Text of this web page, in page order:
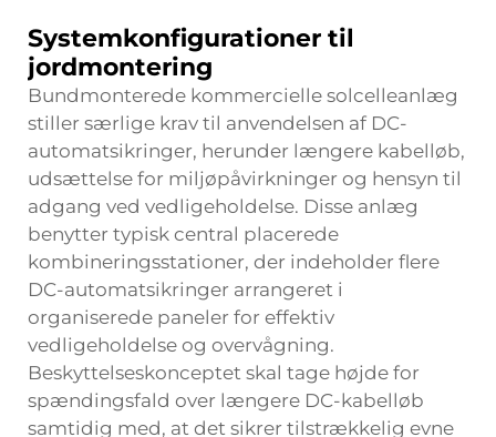
Systemkonfigurationer til
jordmontering
Bundmonterede kommercielle solcelleanlæg
stiller særlige krav til anvendelsen af DC-
automatsikringer, herunder længere kabelløb,
udsættelse for miljøpåvirkninger og hensyn til
adgang ved vedligeholdelse. Disse anlæg
benytter typisk central placerede
kombineringsstationer, der indeholder flere
DC-automatsikringer arrangeret i
organiserede paneler for effektiv
vedligeholdelse og overvågning.
Beskyttelseskonceptet skal tage højde for
spændingsfald over længere DC-kabelløb
samtidig med, at det sikrer tilstrækkelig evne